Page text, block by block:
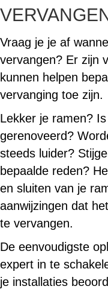
Vraag je je af
vervangen? Er zijn
kunnen helpen
vervanging toe zijn.
Lekker je ramen?
gerenoveerd?
steeds luider?
bepaalde reden?
en sluiten van je
aanwijzingen dat
te vervangen.
De eenvoudigste
expert in te
je installaties